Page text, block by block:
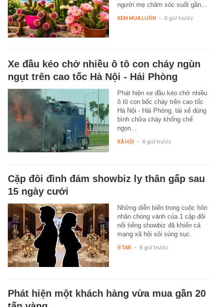
người mẹ chăm sóc suốt gần…
XEM MUA LUÔN - 6 giờ trước
Xe đầu kéo chở nhiều ô tô con cháy ngùn
ngụt trên cao tốc Hà Nội - Hải Phòng
Phát hiện xe đầu kéo chở nhiều
ô tô con bốc cháy trên cao tốc
Hà Nội - Hải Phòng, tài xế dùng
bình chữa cháy khống chế
ngọn…
XÃ HỘI - 6 giờ trước
Cặp đôi đình đám showbiz ly thân gấp sau
15 ngày cưới
Những diễn biến trong cuộc hôn
nhân chóng vánh của 1 cặp đôi
nổi tiếng showbiz đã khiến cả
mạng xã hội sôi sùng sục.
STAR - 6 giờ trước
Phát hiện một khách hàng vừa mua gần 20